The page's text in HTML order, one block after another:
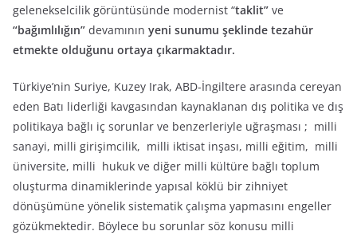
gelenekselcilik görüntüsünde modernist “taklit” ve
“bağımlılığın” devamının yeni sunumu şeklinde tezahür
etmekte olduğunu ortaya çıkarmaktadır.
Türkiye’nin Suriye, Kuzey Irak, ABD-İngiltere arasında cereyan
eden Batı liderliği kavgasından kaynaklanan dış politika ve dış
politikaya bağlı iç sorunlar ve benzerleriyle uğraşması ; milli
sanayi, milli girişimcilik, milli iktisat inşası, milli eğitim, milli
üniversite, milli hukuk ve diğer milli kültüre bağlı toplum
oluşturma dinamiklerinde yapısal köklü bir zihniyet
dönüşümüne yönelik sistematik çalışma yapmasını engeller
gözükmektedir. Böylece bu sorunlar söz konusu milli